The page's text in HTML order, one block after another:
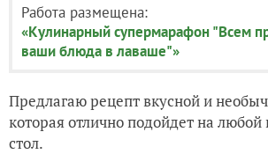
Работа размещена:
«Кулинарный супермарафон "Всем
ваши блюда в лаваше"»
Предлагаю рецепт вкусной и
которая отлично подойдет на
стол.